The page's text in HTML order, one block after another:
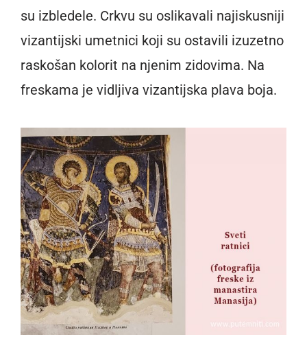
su izbledele. Crkvu su oslikavali najiskusniji
vizantijski umetnici koji su ostavili izuzetno
raskošan kolorit na njenim zidovima. Na
freskama je vidljiva vizantijska plava boja.